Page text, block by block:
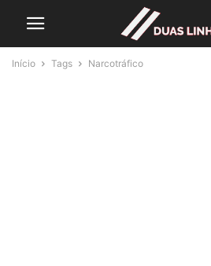
Início Tags Narcotráfico